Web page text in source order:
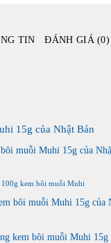
TIN ĐÁNH GIÁ (0)
15g của Nhật Bản
muỗi Muhi 15g của
kem bôi muỗi Muhi
bôi muỗi Muhi 15g của
kem bôi muỗi Muhi 15g